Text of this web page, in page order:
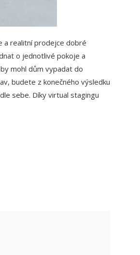
a realitní prodejce dobré
o jednotlivé pokoje a
mohl dům vypadat do
budete z konečného výsledku
sebe. Díky virtual stagingu